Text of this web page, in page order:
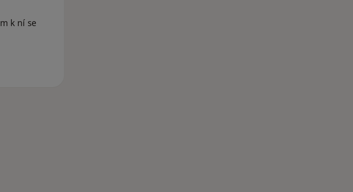
k ní se
je velice milá, vždy pomůže a poradí, chodím k ní se třemi kočkami a jedním pejskem a jsem velmi spokojená.